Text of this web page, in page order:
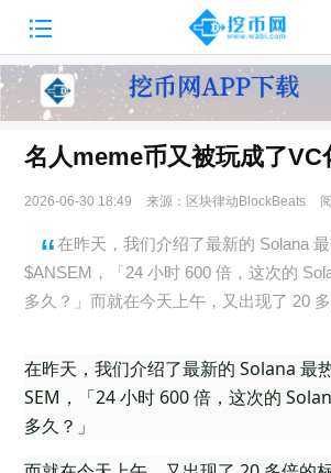

名人meme币又被玩成了VC
2026-06-30 18:49 来源：区块律动BlockBeats
在昨天，我们介绍了最新的 Solana
$ANSEM，「24 小时 600 倍，这次的
多久？」而就在今天上午，又出现了 20
在昨天，我们介绍了最新的 Solana 最
SEM，「24 小时 600 倍，这次的
多久？」